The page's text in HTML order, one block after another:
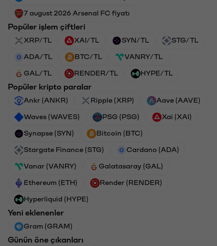
7 august 2026 Arsenal FC fiyatı
Popüler işlem çiftleri
XRP/TL XAI/TL SYN/TL STG/TL
ADA/TL BTC/TL VANRY/TL
GAL/TL RENDER/TL HYPE/TL
Popüler kripto paralar
Ankr (ANKR) Ripple (XRP) Aave (AAVE)
Waves (WAVES) PSG (PSG) Xai (XAI)
Synapse (SYN) Bitcoin (BTC)
Stargate Finance (STG) Cardano (ADA)
Vanar (VANRY) Galatasaray (GAL)
Ethereum (ETH) Render (RENDER)
Hyperliquid (HYPE)
Yeni eklenenler
Gram (GRAM)
Günün öne çıkanları